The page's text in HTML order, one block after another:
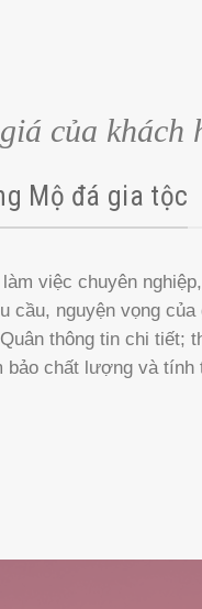
của khách
Mộ đá gia tộc
việc chuyên
cầu, nguyện vọng
thông tin chi tiết;
bảo chất lượng và tính